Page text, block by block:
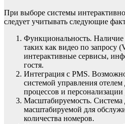
При выборе системы
следует учитывать следующие
Функциональность.
таких как видео по запросу
интерактивные сервисы,
гостя.
Интеграция с PMS.
системой управления отелем
процессов и персонализации
Масштабируемость. Система
масштабируемой для
количества номеров.